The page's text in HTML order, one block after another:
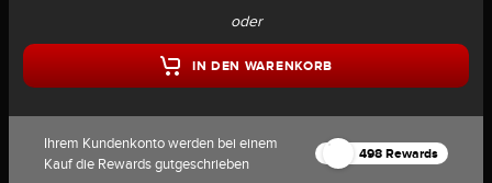
oder
IN DEN WARENKORB
Ihrem Kundenkonto werden bei einem
Kauf die Rewards gutgeschrieben
498 Rewards